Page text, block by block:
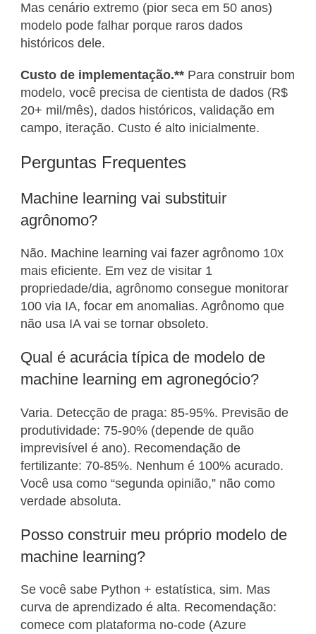
Mas cenário extremo (pior seca em 50 anos)
modelo pode falhar porque raros dados
históricos dele.
Custo de implementação.** Para construir bom
modelo, você precisa de cientista de dados (R$
20+ mil/mês), dados históricos, validação em
campo, iteração. Custo é alto inicialmente.
Perguntas Frequentes
Machine learning vai substituir
agrônomo?
Não. Machine learning vai fazer agrônomo 10x
mais eficiente. Em vez de visitar 1
propriedade/dia, agrônomo consegue monitorar
100 via IA, focar em anomalias. Agrônomo que
não usa IA vai se tornar obsoleto.
Qual é acurácia típica de modelo de
machine learning em agronegócio?
Varia. Detecção de praga: 85-95%. Previsão de
produtividade: 75-90% (depende de quão
imprevisível é ano). Recomendação de
fertilizante: 70-85%. Nenhum é 100% acurado.
Você usa como “segunda opinião,” não como
verdade absoluta.
Posso construir meu próprio modelo de
machine learning?
Se você sabe Python + estatística, sim. Mas
curva de aprendizado é alta. Recomendação:
comece com plataforma no-code (Azure